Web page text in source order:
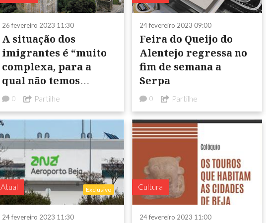
26 fevereiro 2023 11:30
A situação dos
imigrantes é “muito
complexa, para a
qual não temos
respostas imediatas”
0 Partilhe
24 fevereiro 2023 09:00
Feira do Queijo do
Alentejo regressa no
fim de semana a
Serpa
0 Partilhe
Atual Exclusivo
24 fevereiro 2023 11:30
Cultura
24 fevereiro 2023 11:00